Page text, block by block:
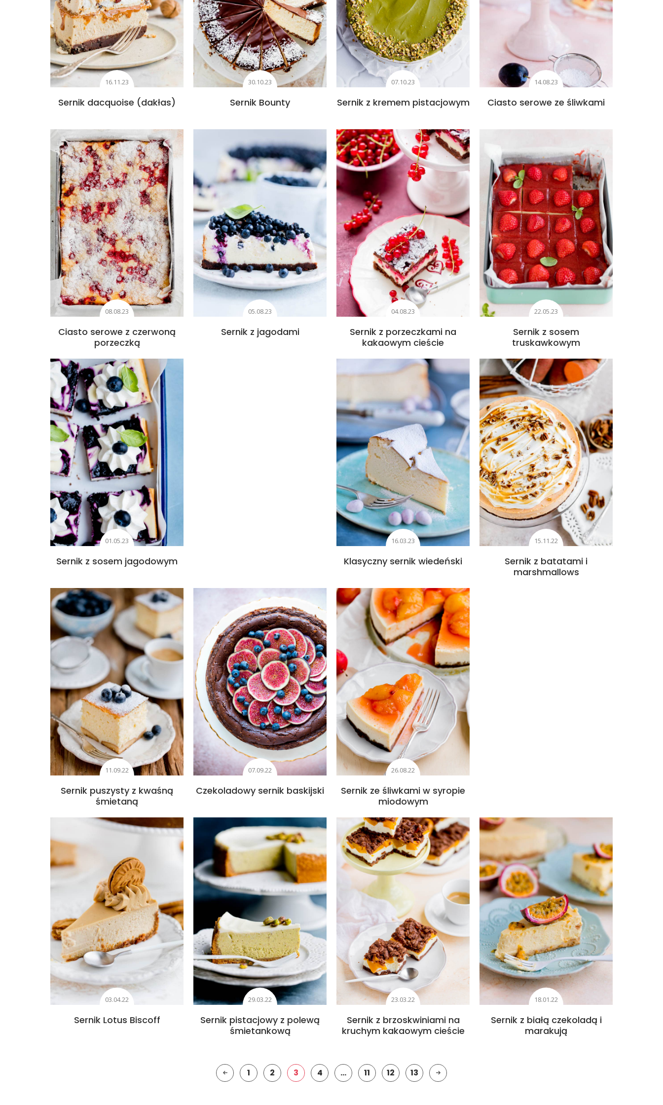
16.11.23
Sernik dacquoise (dakłas)
30.10.23
Sernik Bounty
07.10.23
Sernik z kremem pistacjowym
14.08.23
Ciasto serowe ze śliwkami
08.08.23
Ciasto serowe z czerwoną
porzeczką
05.08.23
Sernik z jagodami
04.08.23
Sernik z porzeczkami na
kakaowym cieście
22.05.23
Sernik z sosem
truskawkowym
01.05.23
Sernik z sosem jagodowym
16.03.23
Klasyczny sernik wiedeński
15.11.22
Sernik z batatami i
marshmallows
11.09.22
Sernik puszysty z kwaśną
śmietaną
07.09.22
Czekoladowy sernik baskijski
26.08.22
Sernik ze śliwkami w syropie
miodowym
03.04.22
Sernik Lotus Biscoff
29.03.22
Sernik pistacjowy z polewą
śmietankową
23.03.22
Sernik z brzoskwiniami na
kruchym kakaowym cieście
18.01.22
Sernik z białą czekoladą i
marakują
1 2 3 4 … 11 12 13